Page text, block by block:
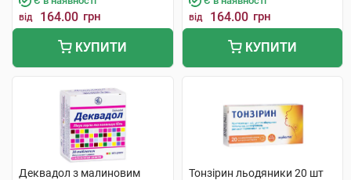
від 164.00 грн
КУПИТИ
від 164.00 грн
КУПИТИ
Деквадол з малиновим
Тонзірин льодяники 20 шт